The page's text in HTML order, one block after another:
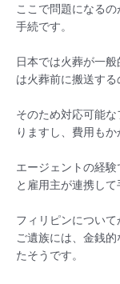
ここで問題になる
手続です。
日本では火葬が一
は火葬前に搬送する
そのため対応可能
りますし、費用もか
エージェントの経
と雇用主が連携して
フィリピンについて
ご遺族には、金銭
たそうです。